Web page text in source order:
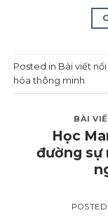
Posted in Bài viết
hóa thông minh
BÀI
Học
đường sự